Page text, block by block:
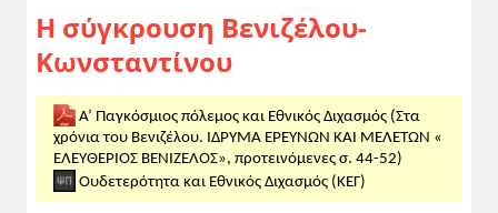
Γερμανία είχεν αληθινά καλλιεργηθή. Και
έπρεπεν από στιγμής εις στιγμήν ν'
αναμένωμεν και νέας ανακαλύψεις διά των
οποίων θα επεταχύνετο η ήττα των εχθρών
της.
Κ. Ζαβιτζιάνος,Αναμνήσεις εκ της
διαφωνίας Κωνσταντίνου-Βενιζέλου, τόμ.
Η σύγκρουση Βενιζέλου-
Κωνσταντίνου
Α’ Παγκόσμιος πόλεμος και Εθνικός Διχασμός (Στα
χρόνια του Βενιζέλου. ΙΔΡΥΜΑ ΕΡΕΥΝΩΝ ΚΑΙ ΜΕΛΕΤΩΝ «
ΕΛΕΥΘΕΡΙΟΣ ΒΕΝΙΖΕΛΟΣ», προτεινόμενες σ. 44-52)
Ουδετερότητα και Εθνικός Διχασμός (ΚΕΓ)